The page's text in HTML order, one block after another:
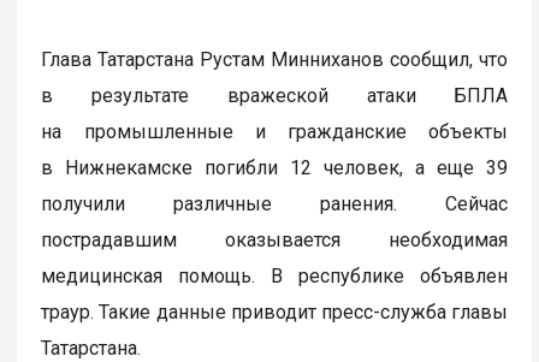
Глава Татарстана Рустам Минниханов сообщил, что
в результате вражеской атаки БПЛА
на промышленные и гражданские объекты
в Нижнекамске погибли 12 человек, а еще 39
получили различные ранения. Сейчас
пострадавшим оказывается необходимая
медицинская помощь. В республике объявлен
траур. Такие данные приводит пресс-служба главы
Татарстана.